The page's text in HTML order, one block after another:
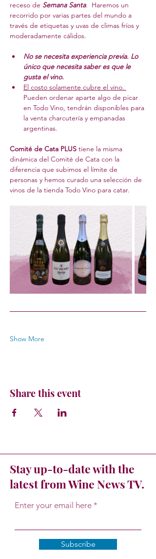
receso de Semana Santa.  Haremos un
recorrido por varias partes del mundo a
través de etiquetas y uvas de climas fríos y
moderadamente cálidos.
No se necesita experiencia previa. Lo
único que necesita saber es que le
gusta el vino.
El costo solamente cubre el vino.
Pueden ordenar aparte algo de picar
en Todo Vino, tendrán disponibles para
la venta charcutería y empanadas
argentinas.
Comité de Cata PLUS tiene la misma
dinámica del Comité de Cata con la
diferencia que subimos el límite de
personas y hemos curado una selección de
vinos de la tienda Todo Vino para catar.
Show More
Share this event
Stay up-to-date with the
latest from Wine News TV.
Enter your email here
Subscribe